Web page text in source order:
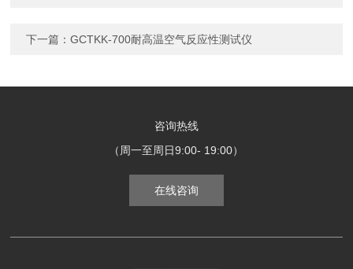
下一篇：GCTKK-700耐高温空气反应性测试仪
咨询热线
（周一至周日9:00- 19:00）
在线咨询